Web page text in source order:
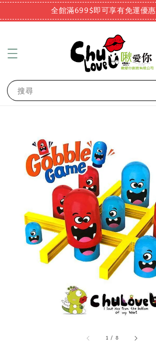
全館滿699$即可享有免運優惠
搜尋
1 / 8